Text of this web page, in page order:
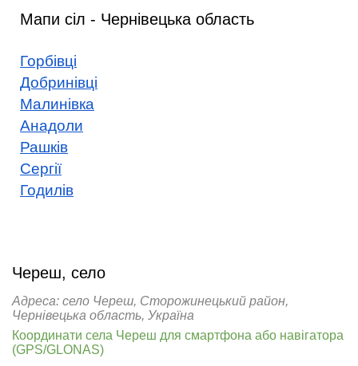
Мапи сіл - Чернівецька область
Горбівці
Добринівці
Малинівка
Анадоли
Рашків
Сергії
Годилів
Череш, село
Адреса: село Череш, Сторожинецький район,
Чернівецька область, Україна
Координати села Череш для смартфона або навігатора
(GPS/GLONAS)